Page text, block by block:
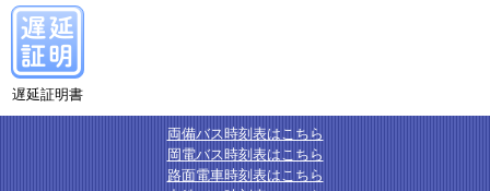
遅延証明書
両備バス時刻表はこちら
岡電バス時刻表はこちら
路面電車時刻表はこちら